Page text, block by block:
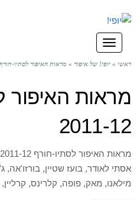
תפריט
ראשי » יופי! של איפור » מראות האיפור לסתיו-חורף 2011-12
מראות האיפור
2011-12
אסתי לאודר, בועז שטיין, בורזו'אה,
מילאנו, מאק, פופה, קלרינס,